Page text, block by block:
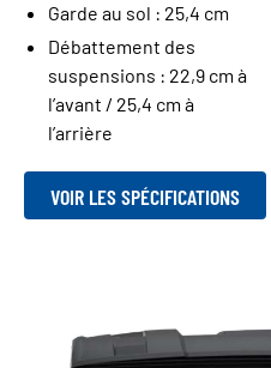
Garde au sol : 25,4 cm
Débattement des
suspensions : 22,9 cm à
l’avant / 25,4 cm à
l’arrière
VOIR LES SPÉCIFICATIONS